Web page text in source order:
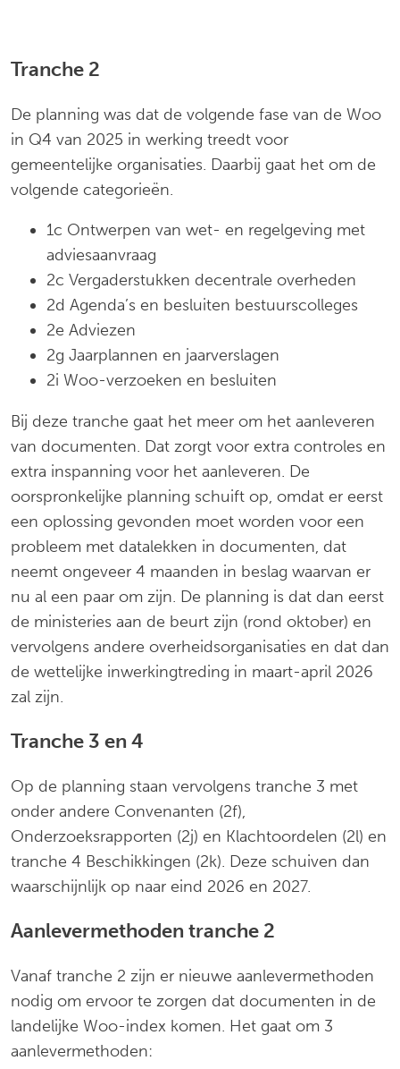
Tranche 2
De planning was dat de volgende fase van de Woo
in Q4 van 2025 in werking treedt voor
gemeentelijke organisaties. Daarbij gaat het om de
volgende categorieën.
1c Ontwerpen van wet- en regelgeving met
adviesaanvraag
2c Vergaderstukken decentrale overheden
2d Agenda’s en besluiten bestuurscolleges
2e Adviezen
2g Jaarplannen en jaarverslagen
2i Woo-verzoeken en besluiten
Bij deze tranche gaat het meer om het aanleveren
van documenten. Dat zorgt voor extra controles en
extra inspanning voor het aanleveren. De
oorspronkelijke planning schuift op, omdat er eerst
een oplossing gevonden moet worden voor een
probleem met datalekken in documenten, dat
neemt ongeveer 4 maanden in beslag waarvan er
nu al een paar om zijn. De planning is dat dan eerst
de ministeries aan de beurt zijn (rond oktober) en
vervolgens andere overheidsorganisaties en dat dan
de wettelijke inwerkingtreding in maart-april 2026
zal zijn.
Tranche 3 en 4
Op de planning staan vervolgens tranche 3 met
onder andere Convenanten (2f),
Onderzoeksrapporten (2j) en Klachtoordelen (2l) en
tranche 4 Beschikkingen (2k). Deze schuiven dan
waarschijnlijk op naar eind 2026 en 2027.
Aanlevermethoden tranche 2
Vanaf tranche 2 zijn er nieuwe aanlevermethoden
nodig om ervoor te zorgen dat documenten in de
landelijke Woo-index komen. Het gaat om 3
aanlevermethoden: